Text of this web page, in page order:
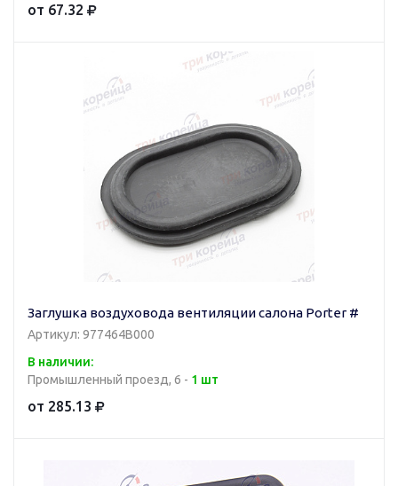
от 67.32
Заглушка воздуховода вентиляции салона Porter #
Артикул: 977464B000
В наличии:
Промышленный проезд, 6 - 1 шт
от 285.13